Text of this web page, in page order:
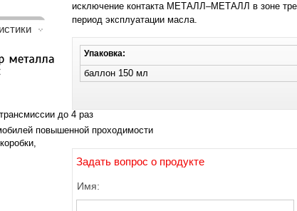
до 4 раз
повышенной проходимости
исключение контакта МЕТАЛЛ–МЕТАЛЛ в зоне
период эксплуатации масла.
Упаковка:
баллон 150 мл
Задать вопрос о продукте
Имя: